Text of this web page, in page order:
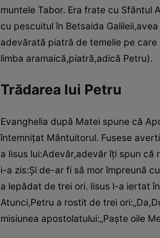
muntele Tabor. Era frate cu Sfântul
cu pescuitul în Betsaida
adevărată piatră de temelie pe care
limba aramaică,piatră,adică Petru).
Trădarea lui Petru
Evanghelia după Matei spune că
întemniţat Mântuitorul. Fusese
a Iisus lui:Adevăr,adevăr îţi spun
i-a zis:Şi de-ar fi să mor împreună
a lepădat de trei ori. Iisus l-a iertat
Atunci,Petru a rostit de trei
misiunea apostolatului:„Paşte oile